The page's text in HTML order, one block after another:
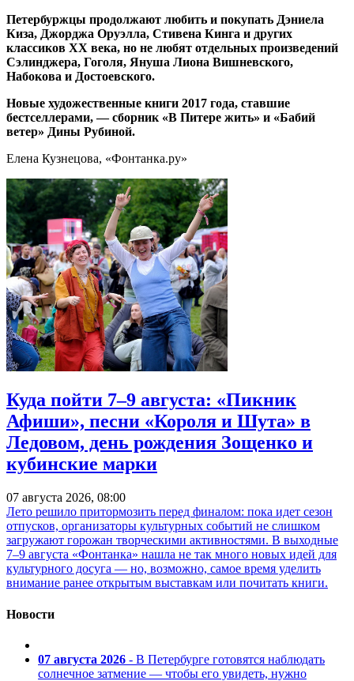
Петербуржцы продолжают любить и покупать Дэниела
Киза, Джорджа Оруэлла, Стивена Кинга и других
классиков XX века, но не любят отдельных произведений
Сэлинджера, Гоголя, Януша Лиона Вишневского,
Набокова и Достоевского.
Новые художественные книги 2017 года, ставшие
бестселлерами, — сборник «В Питере жить» и «Бабий
ветер» Дины Рубиной.
Елена Кузнецова, «Фонтанка.ру»
Куда пойти 7–9 августа: «Пикник
Афиши», песни «Короля и Шута» в
Ледовом, день рождения Зощенко и
кубинские марки
07 августа 2026, 08:00
Лето решило притормозить перед финалом: пока идет сезон
отпусков, организаторы культурных событий не слишком
загружают горожан творческими активностями. В выходные
7–9 августа «Фонтанка» нашла не так много новых идей для
культурного досуга — но, возможно, самое время уделить
внимание ранее открытым выставкам или почитать книги.
Новости
07 августа 2026 - В Петербурге готовятся наблюдать
солнечное затмение — чтобы его увидеть, нужно